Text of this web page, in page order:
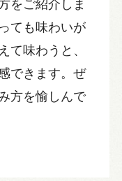
をご紹介しま
ても味わいが
て味わうと、
できます。ぜ
方を愉しんで